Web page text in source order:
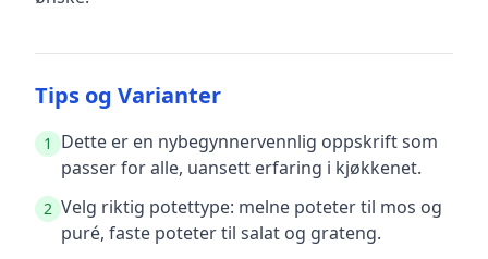
Tips og Varianter
1
Dette er en nybegynnervennlig oppskrift som
passer for alle, uansett erfaring i kjøkkenet.
2 Velg riktig potettype: melne poteter til mos og
puré, faste poteter til salat og grateng.